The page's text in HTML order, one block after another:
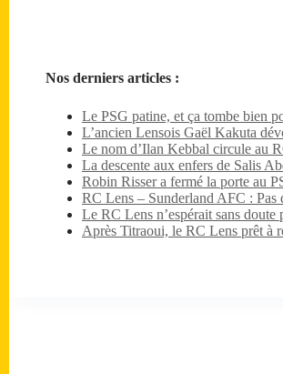
Nos derniers articles :
Le PSG patine, et ça tombe bien
L’ancien Lensois Gaël Kakuta
Le nom d’Ilan Kebbal circule au
La descente aux enfers de Salis
Robin Risser a fermé la porte au
RC Lens – Sunderland AFC : Pas
Le RC Lens n’espérait sans
Après Titraoui, le RC Lens prêt à